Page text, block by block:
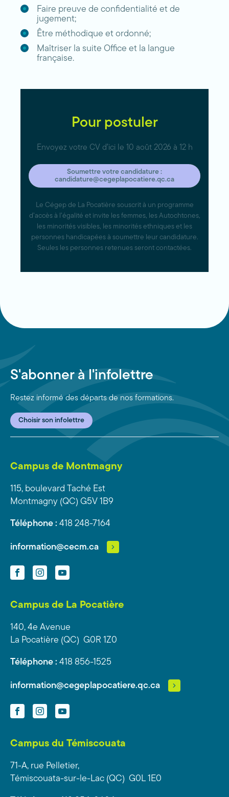
Faire preuve de confidentialité et de
jugement;
Être méthodique et ordonné;
Maîtriser la suite Office et la langue
française.
Pour postuler
Envoyez votre CV d’ici le 10 août 2026 à 12 h
Soumettre votre candidature :
candidature@cegeplapocatiere.qc.ca
Le Cégep de La Pocatière souscrit à un programme
d’accès à l’égalité et invite les femmes, les Autochtones,
les minorités visibles, les minorités ethniques et les
personnes handicapées à soumettre leur candidature.
Seules les personnes retenues seront contactées.
S'abonner à l'infolettre
Restez informé des départs de nos formations.
Choisir son infolettre
Campus de Montmagny
115, boulevard Taché Est
Montmagny (QC) G5V 1B9
Téléphone : 418 248-7164
information@cecm.ca
FacebookInstagramYouTube
Campus de La Pocatière
140, 4e Avenue
La Pocatière (QC) G0R 1Z0
Téléphone : 418 856-1525
information@cegeplapocatiere.qc.ca
FacebookInstagramYouTube
Campus du Témiscouata
71-A, rue Pelletier,
Témiscouata-sur-le-Lac (QC) G0L 1E0